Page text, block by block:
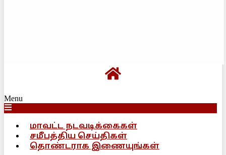
Menu
மாவட்ட நடவடிக்கைகள்
சமீபத்திய செய்திகள்
தொண்டராக இணையுங்கள்